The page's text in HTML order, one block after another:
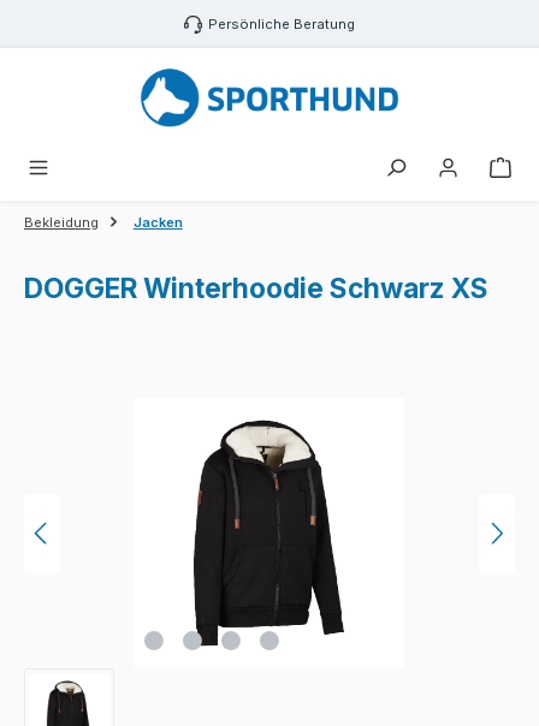
Zum Hauptinhalt springen Persönliche Beratung
Bekleidung Jacken
DOGGER Winterhoodie Schwarz XS